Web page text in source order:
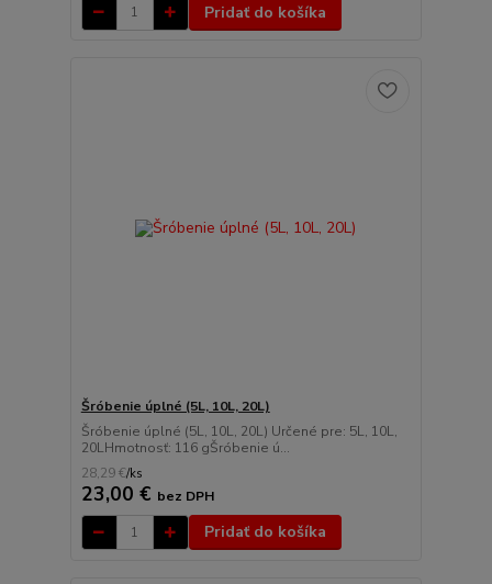
Pridať do košíka
Šróbenie úplné (5L, 10L, 20L)
Šróbenie úplné (5L, 10L, 20L) Určené pre: 5L, 10L,
20LHmotnosť: 116 gŠróbenie ú...
28,29 €/ks
23,00 € bez DPH
Pridať do košíka